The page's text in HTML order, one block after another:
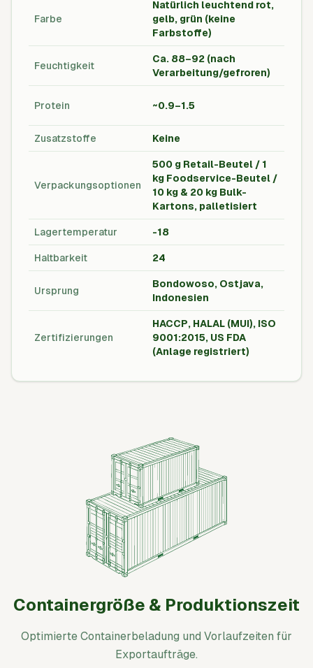
Farbe
Natürlich leuchtend rot,
gelb, grün (keine
Farbstoffe)
Feuchtigkeit
Ca. 88–92 (nach
Verarbeitung/gefroren)
Protein ~0.9–1.5
Zusatzstoffe Keine
Verpackungsoptionen
500 g Retail-Beutel / 1
kg Foodservice-Beutel /
10 kg & 20 kg Bulk-
Kartons, palletisiert
Lagertemperatur -18
Haltbarkeit 24
Ursprung
Bondowoso, Ostjava,
Indonesien
Zertifizierungen
HACCP, HALAL (MUI), ISO
9001:2015, US FDA
(Anlage registriert)
Containergröße & Produktionszeit
Optimierte Containerbeladung und Vorlaufzeiten für
Exportaufträge.